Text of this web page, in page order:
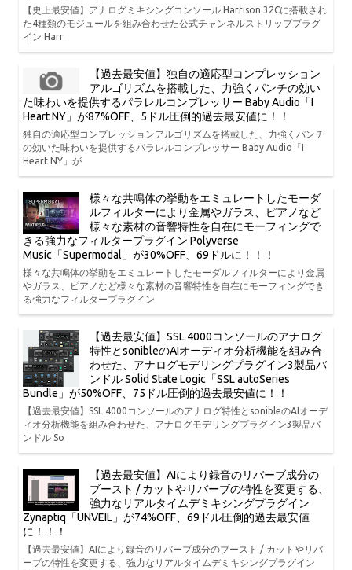
【史上最安値】アナログミキシングコンソール Harrison 32Cに搭載され
た4種類のモジュールを組み合わせた公式チャンネルストリッププラグ
イン Harr
【過去最安値】独自の適応型コンプレッション
アルゴリズムを搭載した、力強くパンチの効い
た味わいを提供するパラレルコンプレッサー Baby Audio「I
Heart NY」が87%OFF、5ドル圧倒的過去最安値に！！
独自の適応型コンプレッションアルゴリズムを搭載した、力強くパンチ
の効いた味わいを提供するパラレルコンプレッサー Baby Audio「I
Heart NY」が
様々な共鳴体の挙動をエミュレートしたモーダ
ルフィルターにより金属やガラス、ピアノなど
様々な素材の音響特性を自在にモーフィングで
きる強力なフィルタープラグイン Polyverse
Music「Supermodal」が30%OFF、69ドルに！！！
様々な共鳴体の挙動をエミュレートしたモーダルフィルターにより金属
やガラス、ピアノなど様々な素材の音響特性を自在にモーフィングでき
る強力なフィルタープラグイン
【過去最安値】SSL 4000コンソールのアナログ
特性とsonibleのAIオーディオ分析機能を組み合
わせた、アナログモデリングプラグイン3製品バ
ンドル Solid State Logic「SSL autoSeries
Bundle」が50%OFF、75ドル圧倒的過去最安値に！！
【過去最安値】SSL 4000コンソールのアナログ特性とsonibleのAIオーデ
ィオ分析機能を組み合わせた、アナログモデリングプラグイン3製品バ
ンドル So
【過去最安値】AIにより録音のリバーブ成分の
ブースト / カットやリバーブの特性を変更する、
強力なリアルタイムデミキシングプラグイン
Zynaptiq「UNVEIL」が74%OFF、69ドル圧倒的過去最安値
に！！！
【過去最安値】AIにより録音のリバーブ成分のブースト / カットやリバ
ーブの特性を変更する、強力なリアルタイムデミキシングプラグイン